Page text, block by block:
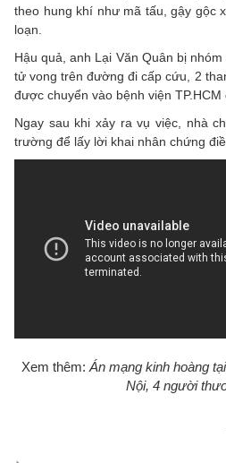
theo hung khí như mã tấu, gậy gộc
loạn.
Hậu quả, anh Lại Văn Quân bị
tử vong trên đường đi cấp cứu, 2
được chuyển vào bệnh viện TP.HCM
Ngay sau khi xảy ra vụ việc, nhà
trường để lấy lời khai nhân chứng
Xem thêm: Án mạng kinh hoàng
Nội, 4 người